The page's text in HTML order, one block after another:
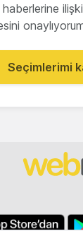
Seçimlerimi